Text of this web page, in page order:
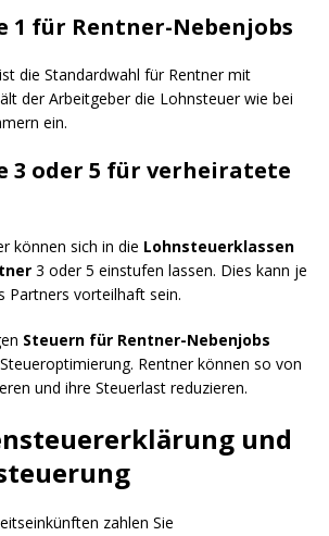
1 für Rentner-Nebenjobs
die Standardwahl für Rentner mit
der Arbeitgeber die Lohnsteuer wie bei
ein.
3 oder 5 für verheiratete
können sich in die Lohnsteuerklassen
3 oder 5 einstufen lassen. Dies kann je
Partners vorteilhaft sein.
Steuern für Rentner-Nebenjobs
Rentner können so von
und ihre Steuerlast reduzieren.
und
zahlen Sie